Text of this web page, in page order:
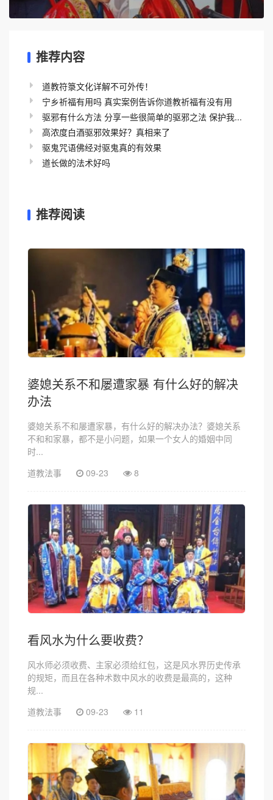
推荐内容
道教符箓文化详解不可外传！
宁乡祈福有用吗 真实案例告诉你道教祈福有没有用
驱邪有什么方法 分享一些很简单的驱邪之法 保护我...
高浓度白酒驱邪效果好？真相来了
驱鬼咒语佛经对驱鬼真的有效果
道长做的法术好吗
推荐阅读
婆媳关系不和屡遭家暴 有什么好的解决
办法
婆媳关系不和屡遭家暴，有什么好的解决办法？婆媳关系
不和和家暴，都不是小问题，如果一个女人的婚姻中同
时...
道教法事
09-23 8
看风水为什么要收费？
风水师必须收费、主家必须给红包，这是风水界历史传承
的规矩，而且在各种术数中风水的收费是最高的，这种
规...
道教法事
09-23 11